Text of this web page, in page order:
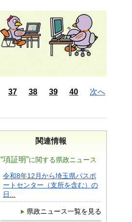
37 38 39 40 次へ
関連情報
“項証明”に関する県政ニュース
令和8年12月から埼玉県パスポ
ートセンター（支所を含む）の
日...
県政ニュース一覧を見る